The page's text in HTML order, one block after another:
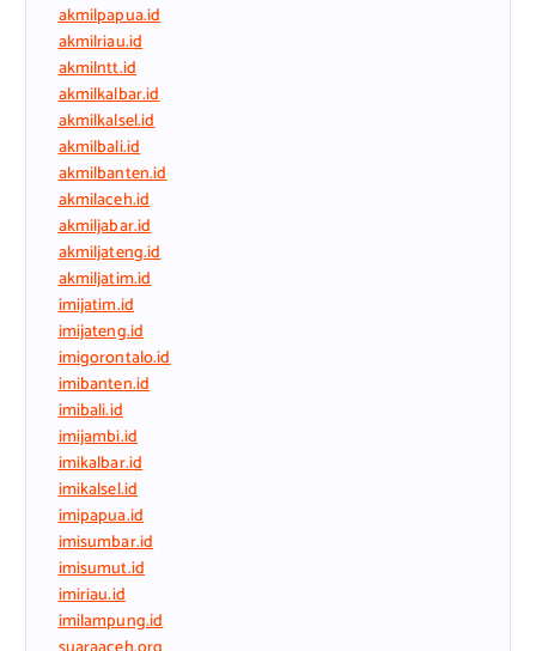
akmilpapua.id
akmilriau.id
akmilntt.id
akmilkalbar.id
akmilkalsel.id
akmilbali.id
akmilbanten.id
akmilaceh.id
akmiljabar.id
akmiljateng.id
akmiljatim.id
imijatim.id
imijateng.id
imigorontalo.id
imibanten.id
imibali.id
imijambi.id
imikalbar.id
imikalsel.id
imipapua.id
imisumbar.id
imisumut.id
imiriau.id
imilampung.id